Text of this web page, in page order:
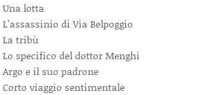
Una lotta
L’assassinio di Via Belpoggio
La tribù
Lo specifico del dottor Menghi
Argo e il suo padrone
Corto viaggio sentimentale